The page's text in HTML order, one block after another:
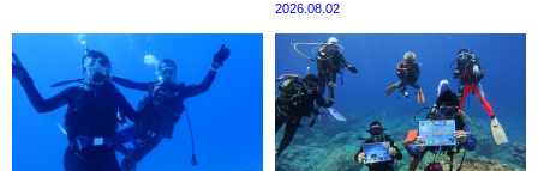
2026.08.02